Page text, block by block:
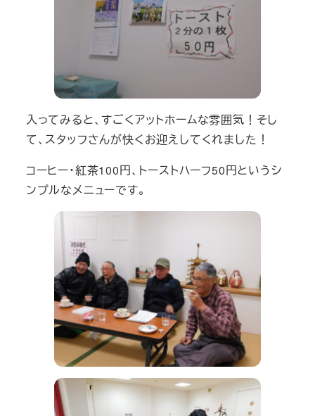
入ってみると、すごくアットホームな雰囲気！そし
て、スタッフさんが快くお迎えしてくれました！
コーヒー・紅茶100円、トーストハーフ50円というシ
ンプルなメニューです。